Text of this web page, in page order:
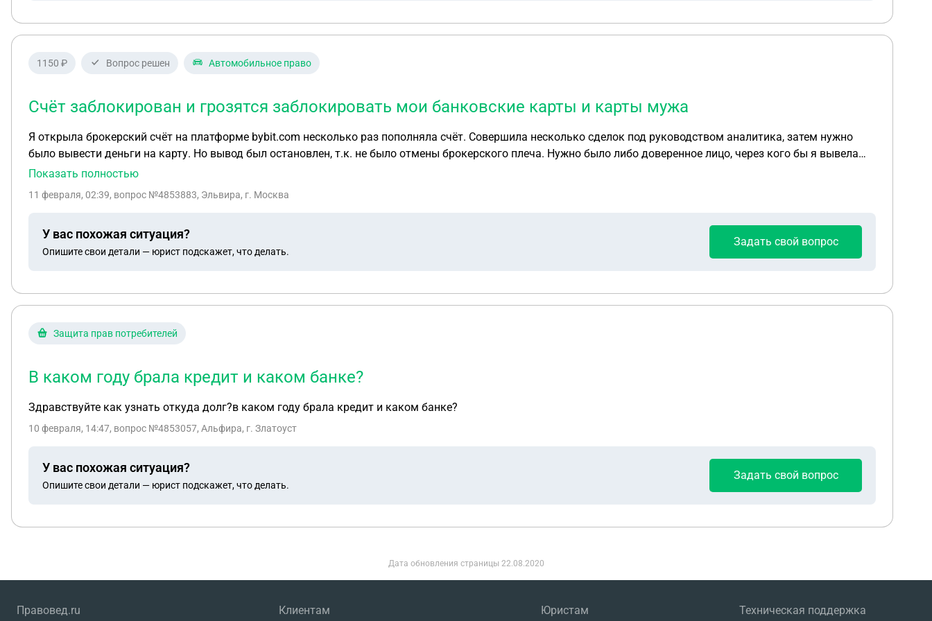
1150 ₽ Вопрос решен Автомобильное право
Счёт заблокирован и грозятся заблокировать мои банковские карты и карты мужа
Я открыла брокерский счёт на платформе bybit.com несколько раз пополняла счёт. Совершила несколько сделок под руководством аналитика, затем нужно
было вывести деньги на карту. Но вывод был остановлен, т.к. не было отмены брокерского плеча. Нужно было либо доверенное лицо, через кого бы я вывела
деньги, либо пополнить ячейку credit. Ни то ни другое я не смогла сделать. Счёт заблокирован и грозятся заблокировать мои банковские карты и карты мужа.
Показать полностью
11 февраля, 02:39, вопрос №4853883, Эльвира, г. Москва
У вас похожая ситуация?
Опишите свои детали — юрист подскажет, что делать.
Задать свой вопрос
Защита прав потребителей
В каком году брала кредит и каком банке?
Здравствуйте как узнать откуда долг?в каком году брала кредит и каком банке?
10 февраля, 14:47, вопрос №4853057, Альфира, г. Златоуст
У вас похожая ситуация?
Опишите свои детали — юрист подскажет, что делать.
Задать свой вопрос
Дата обновления страницы 22.08.2020
Правовед.ru Клиентам Юристам Техническая поддержка